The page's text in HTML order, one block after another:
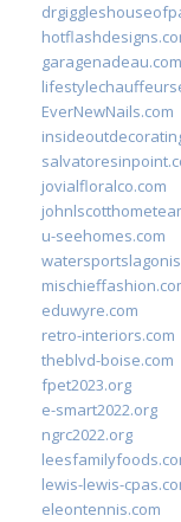
garagenadeau.com
EverNewNails.com
jovialfloralco.com
u-seehomes.com
eduwyre.com
retro-interiors.com
theblvd-boise.com
fpet2023.org
e-smart2022.org
ngrc2022.org
lewis-lewis-
eleontennis.com